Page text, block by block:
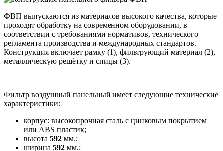
ФВП выпускаются из материалов высокого качества, которые
проходят обработку на современном оборудовании, в
соответствии с требованиями нормативов, технического
регламента производства и международных стандартов.
Конструкция включает рамку (1), фильтрующий материал (2),
металлическую решётку и спицы (3).
Фильтр воздушный панельный имеет следующие технические
характеристики:
корпус: высокопрочная сталь с цинковым покрытием
или ABS пластик;
высота 592 мм.;
ширина 592 мм.;